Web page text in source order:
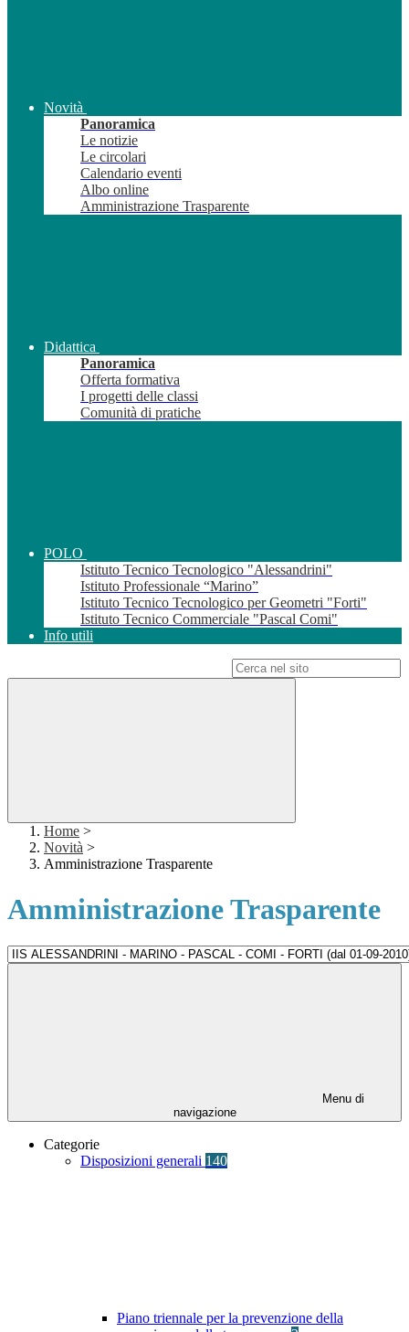
Novità
Panoramica
Le notizie
Le circolari
Calendario eventi
Albo online
Amministrazione Trasparente
Didattica
Panoramica
Offerta formativa
I progetti delle classi
Comunità di pratiche
POLO
Istituto Tecnico Tecnologico "Alessandrini"
Istituto Professionale “Marino”
Istituto Tecnico Tecnologico per Geometri "Forti"
Istituto Tecnico Commerciale "Pascal Comi"
Info utili
Home >
Novità >
Amministrazione Trasparente
Amministrazione Trasparente
Menu di
navigazione
Categorie
Disposizioni generali 140
Piano triennale per la prevenzione della